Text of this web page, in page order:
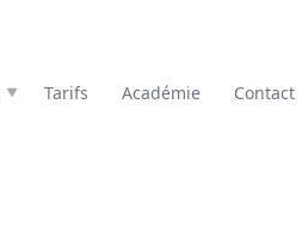
Tarifs Académie Contact